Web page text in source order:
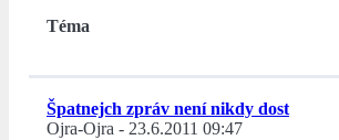
Téma
Špatnejch zpráv není nikdy dost
Ojra-Ojra - 23.6.2011 09:47